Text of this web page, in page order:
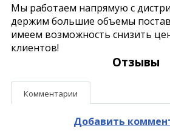
Мы работаем напрямую с
держим большие объемы
имеем возможность снизить
клиентов!
Отзывы
Комментарии
Добавить